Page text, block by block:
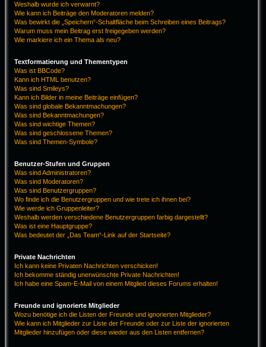
Weshalb wurde ich verwarnt?
Wie kann ich Beiträge den Moderatoren melden?
Was bewirkt die „Speichern“-Schaltfläche beim Schreiben eines Beitrags?
Warum muss mein Beitrag erst freigegeben werden?
Wie markiere ich ein Thema als neu?
Textformatierung und Thementypen
Was ist BBCode?
Kann ich HTML benutzen?
Was sind Smileys?
Kann ich Bilder in meine Beiträge einfügen?
Was sind globale Bekanntmachungen?
Was sind Bekanntmachungen?
Was sind wichtige Themen?
Was sind geschlossene Themen?
Was sind Themen-Symbole?
Benutzer-Stufen und Gruppen
Was sind Administratoren?
Was sind Moderatoren?
Was sind Benutzergruppen?
Wo finde ich die Benutzergruppen und wie trete ich ihnen bei?
Wie werde ich Gruppenleiter?
Weshalb werden verschiedene Benutzergruppen farbig dargestellt?
Was ist eine Hauptgruppe?
Was bedeutet der „Das Team“-Link auf der Startseite?
Private Nachrichten
Ich kann keine Privaten Nachrichten verschicken!
Ich bekomme ständig unerwünschte Private Nachrichten!
Ich habe eine Spam-E-Mail von einem Mitglied dieses Forums erhalten!
Freunde und ignorierte Mitglieder
Wozu benötige ich die Listen der Freunde und ignorierten Mitglieder?
Wie kann ich Mitglieder zur Liste der Freunde oder zur Liste der ignorierten
Mitglieder hinzufügen oder diese wieder aus den Listen entfernen?